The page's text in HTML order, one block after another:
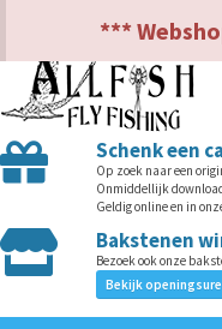
***
Schenk een
Op zoek naar een
Onmiddellijk
Geldig online en in
Bakstenen
Bezoek ook onze
Bekijk